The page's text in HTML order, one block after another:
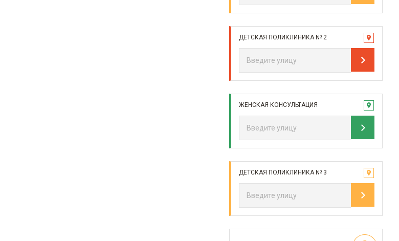
ДЕТСКАЯ ПОЛИКЛИНИКА № 2
ЖЕНСКАЯ КОНСУЛЬТАЦИЯ
ДЕТСКАЯ ПОЛИКЛИНИКА № 3